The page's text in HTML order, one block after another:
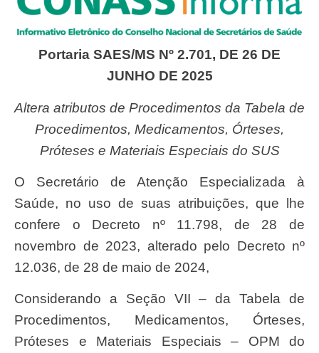
Portaria SAES/MS Nº 2.701, DE 26 DE
JUNHO DE 2025
Altera atributos de Procedimentos da Tabela de
Procedimentos, Medicamentos, Órteses,
Próteses e Materiais Especiais do SUS
O Secretário de Atenção Especializada à
Saúde, no uso de suas atribuições, que lhe
confere o Decreto nº 11.798, de 28 de
novembro de 2023, alterado pelo Decreto nº
12.036, de 28 de maio de 2024,
Considerando a Seção VII – da Tabela de
Procedimentos, Medicamentos, Órteses,
Próteses e Materiais Especiais – OPM do